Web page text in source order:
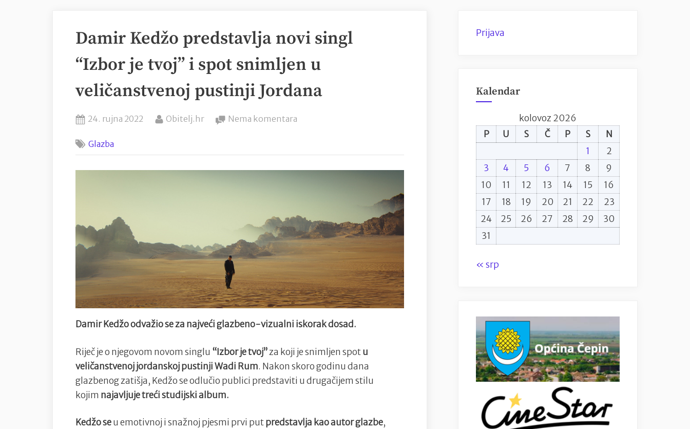
Damir Kedžo predstavlja novi singl
“Izbor je tvoj” i spot snimljen u
veličanstvenoj pustinji Jordana
Posted
24. rujna 2022 By
Obitelj.hr Nema komentara
je
tvoj”
i
spot
u
veličanstvenoj
Jordana
Glazba
Damir Kedžo odvažio se za najveći glazbeno-vizualni iskorak dosad.
Riječ je o njegovom novom singlu “Izbor je tvoj”za koji je snimljen spotu
veličanstvenoj jordanskoj pustinji Wadi Rum. Nakon skoro godinu dana
glazbenog zatišja, Kedžo se odlučio publici predstaviti u drugačijem stilu
kojim najavljuje treći studijski album.
Kedžo seu emotivnoj i snažnoj pjesmi prvi putpredstavlja kao autor glazbe,
Prijava
Kalendar
kolovoz 2026
P
U S Č P S
N
1
2
3
4 5 6 7 8
9
10
11 12 13 14 15
16
17
18 19 20 21 22
23
24
25 26 27 28 29
30
31
« srp